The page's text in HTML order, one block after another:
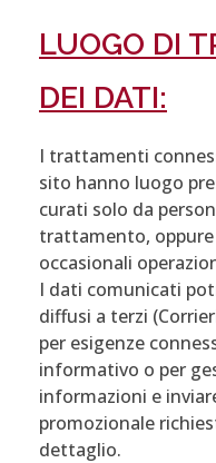
LUOGO DI
DEI DATI:
I trattamenti
sito hanno luogo
curati solo da
trattamento,
occasionali
I dati comunicati
diffusi a terzi
per esigenze
informativo o per
informazioni e
promozionale
dettaglio.